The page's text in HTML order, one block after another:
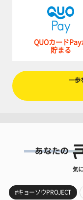
QUOカードPay
貯まる
一歩
気
#キョーソウPROJECT